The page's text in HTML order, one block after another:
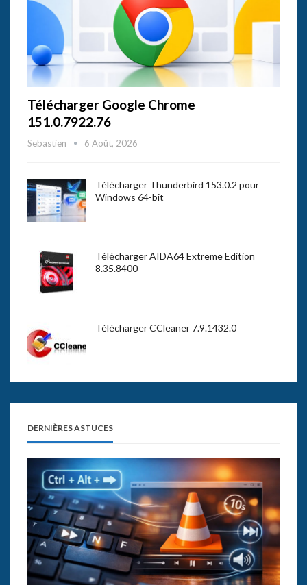
Télécharger Google Chrome
151.0.7922.76
Sebastien 6 Août, 2026
Télécharger Thunderbird 153.0.2 pour
Windows 64-bit
Télécharger AIDA64 Extreme Edition
8.35.8400
Télécharger CCleaner 7.9.1432.0
DERNIÈRES ASTUCES